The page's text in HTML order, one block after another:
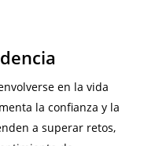
en la vida
la confianza y la
a superar retos,